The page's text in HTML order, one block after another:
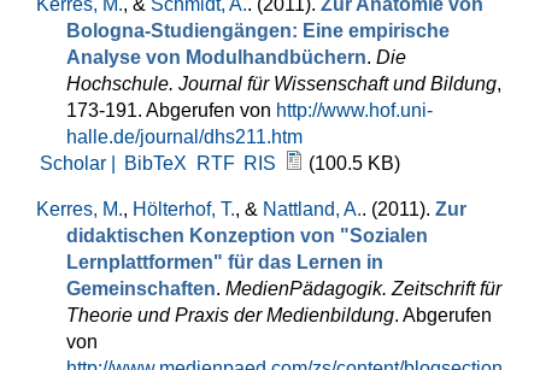
Kerres, M., & Schmidt, A.. (2011). Zur Anatomie von
Bologna-Studiengängen: Eine empirische
Analyse von Modulhandbüchern. Die
Hochschule. Journal für Wissenschaft und Bildung,
173-191. Abgerufen von http://www.hof.uni-
halle.de/journal/dhs211.htm
Scholar |
BibTeX RTF RIS (100.5 KB)
Kerres, M., Hölterhof, T., & Nattland, A.. (2011). Zur
didaktischen Konzeption von "Sozialen
Lernplattformen" für das Lernen in
Gemeinschaften. MedienPädagogik. Zeitschrift für
Theorie und Praxis der Medienbildung. Abgerufen
von